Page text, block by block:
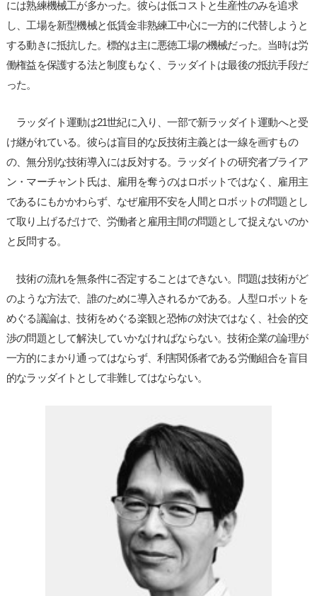
には熟練機械工が多かった。彼らは低コストと生産性のみを追求
し、工場を新型機械と低賃金非熟練工中心に一方的に代替しようと
する動きに抵抗した。標的は主に悪徳工場の機械だった。当時は労
働権益を保護する法と制度もなく、ラッダイトは最後の抵抗手段だ
った。
ラッダイト運動は21世紀に入り、一部で新ラッダイト運動へと受
け継がれている。彼らは盲目的な反技術主義とは一線を画すもの
の、無分別な技術導入には反対する。ラッダイトの研究者ブライア
ン・マーチャント氏は、雇用を奪うのはロボットではなく、雇用主
であるにもかかわらず、なぜ雇用不安を人間とロボットの問題とし
て取り上げるだけで、労働者と雇用主間の問題として捉えないのか
と反問する。
技術の流れを無条件に否定することはできない。問題は技術がど
のような方法で、誰のために導入されるかである。人型ロボットを
めぐる議論は、技術をめぐる楽観と恐怖の対決ではなく、社会的交
渉の問題として解決していかなければならない。技術企業の論理が
一方的にまかり通ってはならず、利害関係者である労働組合を盲目
的なラッダイトとして非難してはならない。